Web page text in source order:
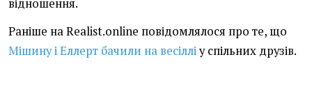
відношення.
Раніше на Realist.online повідомлялося про те, що
Мішину і Еллерт бачили на весілліу спільних друзів.